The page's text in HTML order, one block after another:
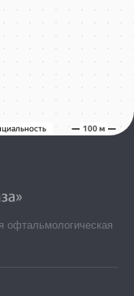
офтальмологическая